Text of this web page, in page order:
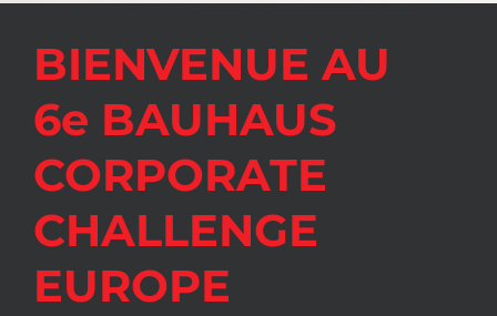
BIENVENUE AU
6e BAUHAUS
CORPORATE
CHALLENGE
EUROPE